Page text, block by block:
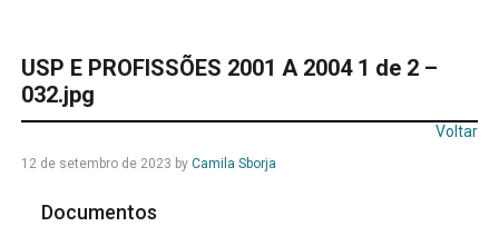
USP E PROFISSÕES 2001 A 2004 1 de 2 –
032.jpg
Voltar
12 de setembro de 2023 by Camila Sborja
Documentos